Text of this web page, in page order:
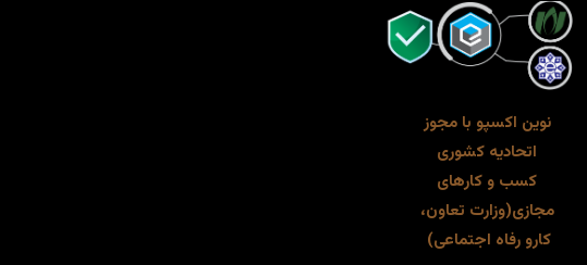
نوین اکسپو با مجوز
اتحادیه کشوری
کسب و کارهای
مجازی(وزارت تعاون،
کارو رفاه اجتماعی)